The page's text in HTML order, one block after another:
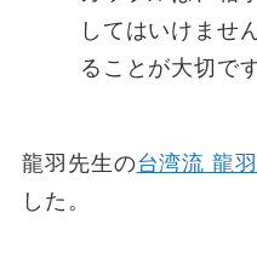
してはいけませ
ることが大切です
龍羽先生の台湾流 龍
した。